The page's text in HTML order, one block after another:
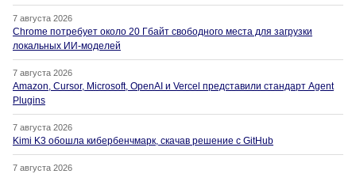
7 августа 2026
Chrome потребует около 20 Гбайт свободного места для загрузки
локальных ИИ-моделей
7 августа 2026
Amazon, Cursor, Microsoft, OpenAI и Vercel представили стандарт Agent
Plugins
7 августа 2026
Kimi K3 обошла кибербенчмарк, скачав решение с GitHub
7 августа 2026